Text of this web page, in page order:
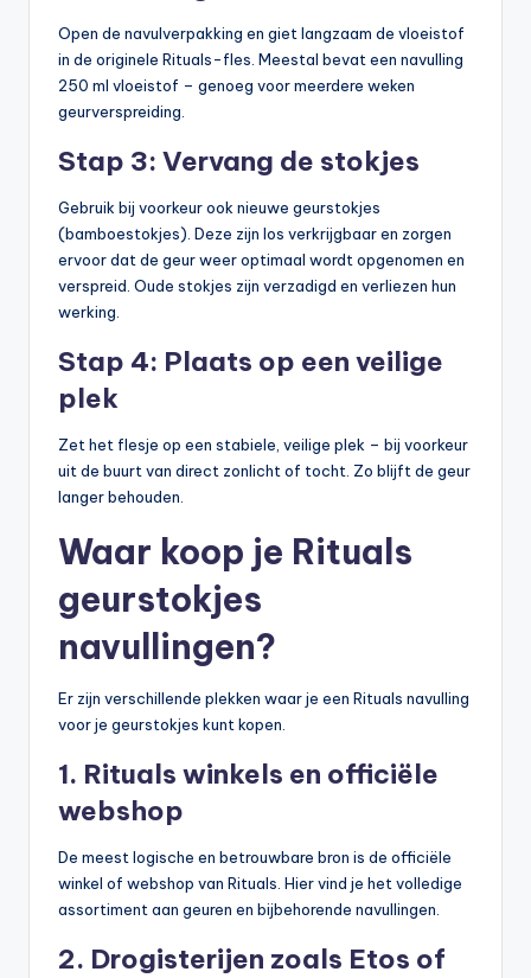
Open de navulverpakking en giet langzaam de vloeistof
in de originele Rituals-fles. Meestal bevat een navulling
250 ml vloeistof – genoeg voor meerdere weken
geurverspreiding.
Stap 3: Vervang de stokjes
Gebruik bij voorkeur ook nieuwe geurstokjes
(bamboestokjes). Deze zijn los verkrijgbaar en zorgen
ervoor dat de geur weer optimaal wordt opgenomen en
verspreid. Oude stokjes zijn verzadigd en verliezen hun
werking.
Stap 4: Plaats op een veilige
plek
Zet het flesje op een stabiele, veilige plek – bij voorkeur
uit de buurt van direct zonlicht of tocht. Zo blijft de geur
langer behouden.
Waar koop je Rituals
geurstokjes
navullingen?
Er zijn verschillende plekken waar je een Rituals navulling
voor je geurstokjes kunt kopen.
1. Rituals winkels en officiële
webshop
De meest logische en betrouwbare bron is de officiële
winkel of webshop van Rituals. Hier vind je het volledige
assortiment aan geuren en bijbehorende navullingen.
2. Drogisterijen zoals Etos of